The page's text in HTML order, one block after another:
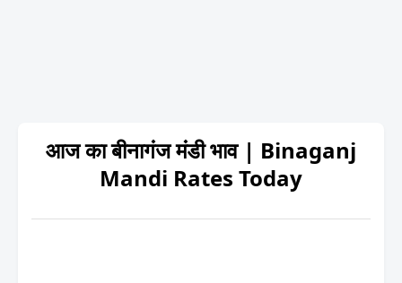
आज का बीनागंज मंडी भाव | Binaganj
Mandi Rates Today